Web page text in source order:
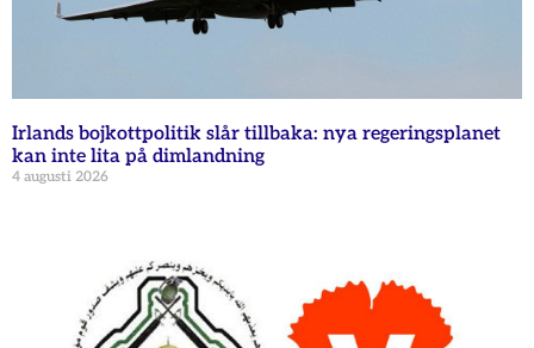
Irlands bojkottpolitik slår tillbaka: nya regeringsplanet
kan inte lita på dimlandning
4 augusti 2026